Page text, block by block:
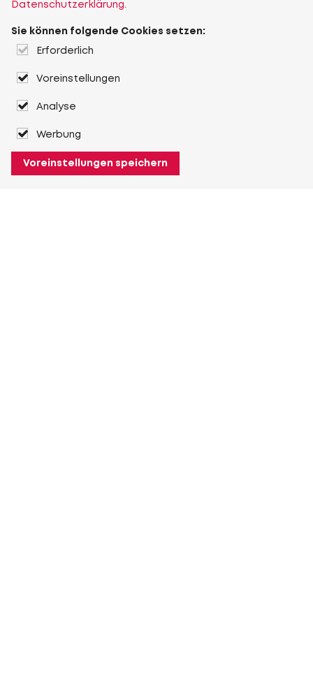
Datenschutzerklärung.
Sie können folgende Cookies setzen:
Erforderlich
Voreinstellungen
Analyse
Werbung
Voreinstellungen speichern